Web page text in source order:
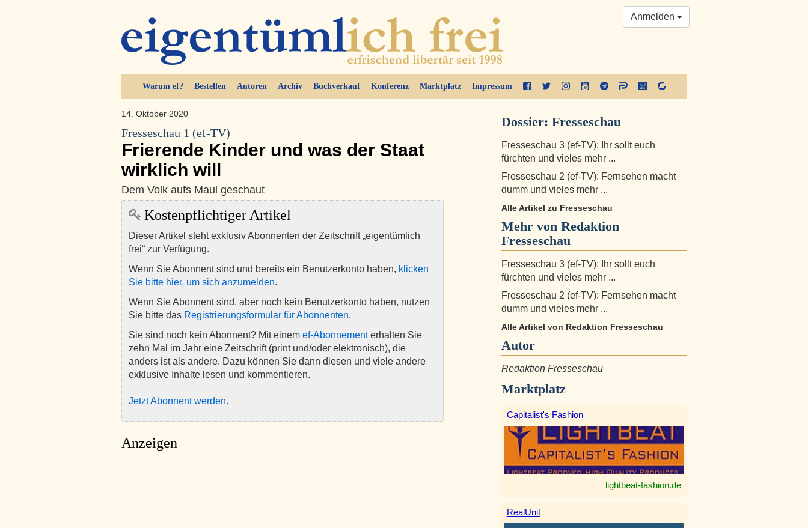
Warum ef? Bestellen Autoren Archiv Buchverkauf Konferenz Marktplatz Impressum
Anmelden
14. Oktober 2020
Fresseschau 1 (ef-TV)
Frierende Kinder und was der Staat
wirklich will
Dem Volk aufs Maul geschaut
Kostenpflichtiger Artikel
Dieser Artikel steht exklusiv Abonnenten der Zeitschrift „eigentümlich
frei“ zur Verfügung.
Wenn Sie Abonnent sind und bereits ein Benutzerkonto haben, klicken
Sie bitte hier, um sich anzumelden.
Wenn Sie Abonnent sind, aber noch kein Benutzerkonto haben, nutzen
Sie bitte das Registrierungsformular für Abonnenten.
Sie sind noch kein Abonnent? Mit einem ef-Abonnementerhalten Sie
zehn Mal im Jahr eine Zeitschrift (print und/oder elektronisch), die
anders ist als andere. Dazu können Sie dann diesen und viele andere
exklusive Inhalte lesen und kommentieren.
Jetzt Abonnent werden.
Anzeigen
Dossier: Fresseschau
Fresseschau 3 (ef-TV): Ihr sollt euch
fürchten und vieles mehr ...
Fresseschau 2 (ef-TV): Fernsehen macht
dumm und vieles mehr ...
Alle Artikel zu Fresseschau
Mehr von Redaktion
Fresseschau
Fresseschau 3 (ef-TV): Ihr sollt euch
fürchten und vieles mehr ...
Fresseschau 2 (ef-TV): Fernsehen macht
dumm und vieles mehr ...
Alle Artikel von Redaktion Fresseschau
Autor
Redaktion Fresseschau
Marktplatz
Capitalist's Fashion
lightbeat-fashion.de
RealUnit